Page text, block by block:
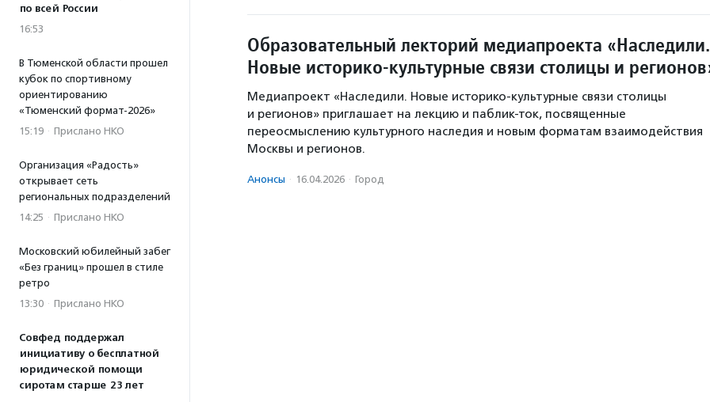
по всей России
16:53
В Тюменской области прошел
кубок по спортивному
ориентированию
«Тюменский формат-2026»
15:19 · Прислано НКО
Организация «Радость»
открывает сеть
региональных подразделений
14:25 · Прислано НКО
Московский юбилейный забег
«Без границ» прошел в стиле
ретро
13:30 · Прислано НКО
Совфед поддержал
инициативу о бесплатной
юридической помощи
сиротам старше 23 лет
Образовательный лекторий медиапроекта «Наследили.
Новые историко-культурные связи столицы и
Медиапроект «Наследили. Новые историко-культурные связи столицы
и регионов» приглашает на лекцию и паблик-ток, посвященные
переосмыслению культурного наследия и новым форматам взаимодействия
Москвы и регионов.
Анонсы · 16.04.2026 · Город